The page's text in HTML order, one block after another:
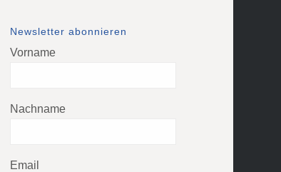
Newsletter abonnieren
Vorname
Nachname
Email